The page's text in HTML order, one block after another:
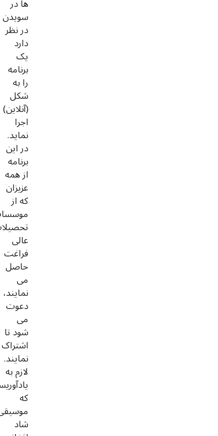
سویدن
در نظر
دارد
یک
برنامه
را به
شکل
(آنلاین)
اجرا
نماید.
در این
برنامه
از همه
عزیزان
که از
عالی
فراغت
حاصل
می
نمایند،
دعوت
می
شود تا
اشتراک
نمایند.
لازم به
که
شاد